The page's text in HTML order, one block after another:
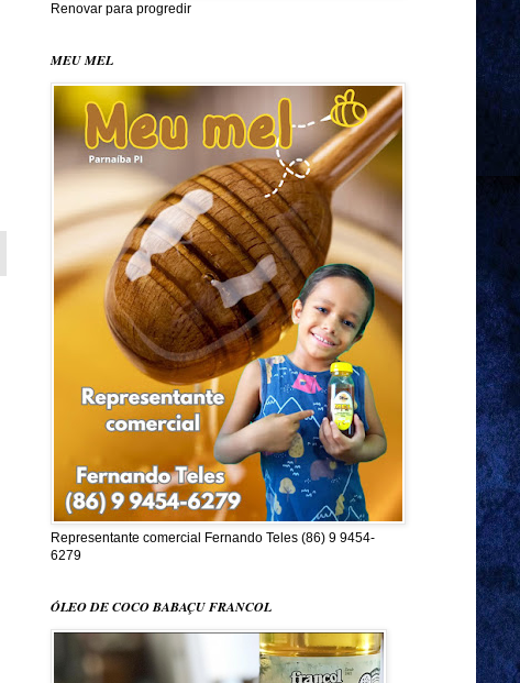
Renovar para progredir
MEU MEL
Representante comercial Fernando Teles (86) 9 9454-
6279
ÓLEO DE COCO BABAÇU FRANCOL